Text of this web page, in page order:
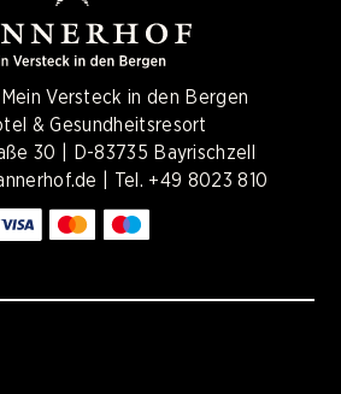
Versteck in den Bergen
& Gesundheitsresort
30 | D-83735 Bayrischzell
| Tel. +49 8023 810